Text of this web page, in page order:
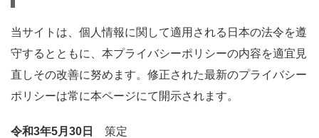
当サイトは、個人情報に関して適用される日本の法令を遵
守するとともに、本プライバシーポリシーの内容を適宜見
直しその改善に努めます。修正された最新のプライバシー
ポリシーは常に本ページにて開示されます。
令和3年5月30日 策定